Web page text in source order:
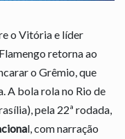
o Vitória e líder
retorna ao
o Grêmio, que
A bola rola no Rio de
pela 22ª rodada,
l, com narração